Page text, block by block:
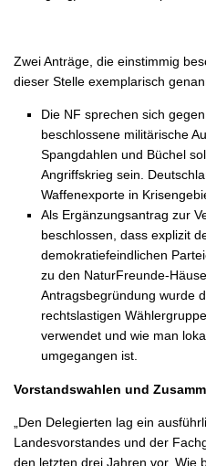
Zwei Anträge, die einstimmig
dieser Stelle exemplarisch
Die NF sprechen sich
beschlossene militärische
Spangdahlen und Büchel
Angriffskrieg sein.
Waffenexporte in
Als Ergänzungsantrag zur
beschlossen, dass explizit
demokratiefeindlichen
zu den NaturFreunde-
Antragsbegründung wurde
rechtslastigen
verwendet und wie man
umgegangen ist.
Vorstandswahlen und
„Den Delegierten lag ein
Landesvorstandes und der
den letzten drei Jahren vor. Wie